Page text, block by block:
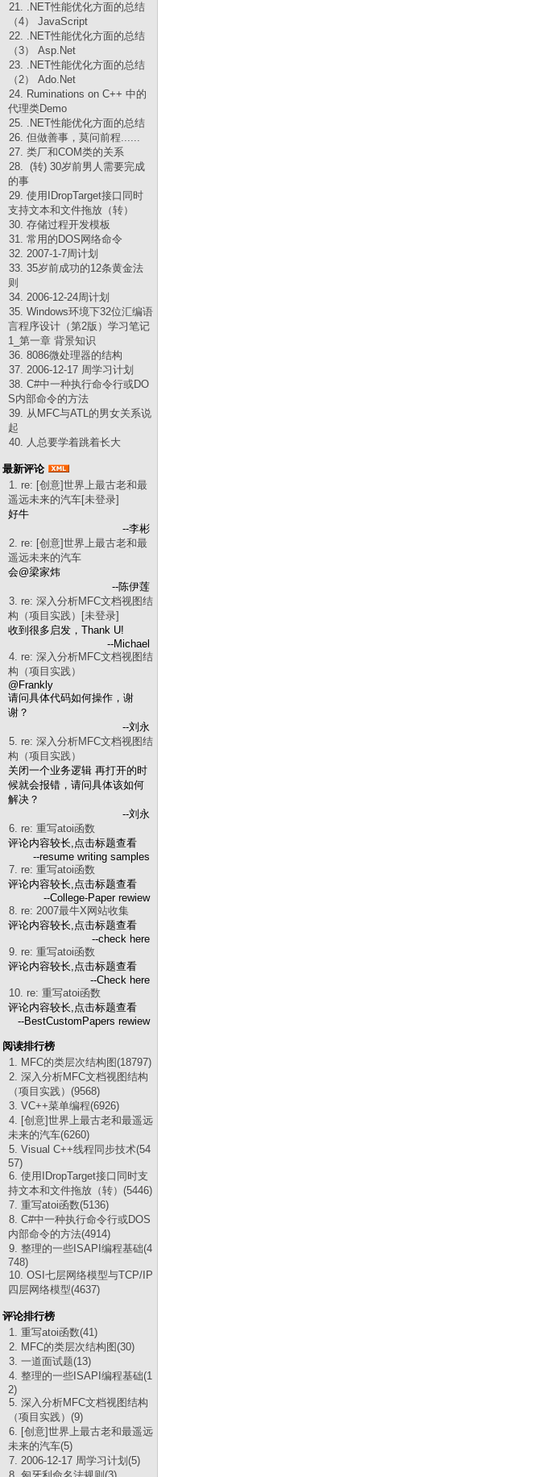
21. .NET性能优化方面的总结
（4） JavaScript
22. .NET性能优化方面的总结
（3） Asp.Net
23. .NET性能优化方面的总结
（2） Ado.Net
24. Ruminations on C++ 中的
代理类Demo
25. .NET性能优化方面的总结
26. 但做善事，莫问前程......
27. 类厂和COM类的关系
28. (转) 30岁前男人需要完成
的事
29. 使用IDropTarget接口同时
支持文本和文件拖放（转）
30. 存储过程开发模板
31. 常用的DOS网络命令
32. 2007-1-7周计划
33. 35岁前成功的12条黄金法
则
34. 2006-12-24周计划
35. Windows环境下32位汇编语
言程序设计（第2版）学习笔记
1_第一章 背景知识
36. 8086微处理器的结构
37. 2006-12-17 周学习计划
38. C#中一种执行命令行或DO
S内部命令的方法
39. 从MFC与ATL的男女关系说
起
40. 人总要学着跳着长大
最新评论
1. re: [创意]世界上最古老和最
遥远未来的汽车[未登录]
好牛
--李彬
2. re: [创意]世界上最古老和最
遥远未来的汽车
会@梁家炜
--陈伊莲
3. re: 深入分析MFC文档视图结
构（项目实践）[未登录]
收到很多启发，Thank U!
--Michael
4. re: 深入分析MFC文档视图结
构（项目实践）
@Frankly
请问具体代码如何操作，谢
谢？
--刘永
5. re: 深入分析MFC文档视图结
构（项目实践）
关闭一个业务逻辑 再打开的时
候就会报错，请问具体该如何
解决？
--刘永
6. re: 重写atoi函数
评论内容较长,点击标题查看
--resume writing samples
7. re: 重写atoi函数
评论内容较长,点击标题查看
--College-Paper rewiew
8. re: 2007最牛X网站收集
评论内容较长,点击标题查看
--check here
9. re: 重写atoi函数
评论内容较长,点击标题查看
--Check here
10. re: 重写atoi函数
评论内容较长,点击标题查看
--BestCustomPapers rewiew
阅读排行榜
1. MFC的类层次结构图(18797)
2. 深入分析MFC文档视图结构
（项目实践）(9568)
3. VC++菜单编程(6926)
4. [创意]世界上最古老和最遥远
未来的汽车(6260)
5. Visual C++线程同步技术(54
57)
6. 使用IDropTarget接口同时支
持文本和文件拖放（转）(5446)
7. 重写atoi函数(5136)
8. C#中一种执行命令行或DOS
内部命令的方法(4914)
9. 整理的一些ISAPI编程基础(4
748)
10. OSI七层网络模型与TCP/IP
四层网络模型(4637)
评论排行榜
1. 重写atoi函数(41)
2. MFC的类层次结构图(30)
3. 一道面试题(13)
4. 整理的一些ISAPI编程基础(1
2)
5. 深入分析MFC文档视图结构
（项目实践）(9)
6. [创意]世界上最古老和最遥远
未来的汽车(5)
7. 2006-12-17 周学习计划(5)